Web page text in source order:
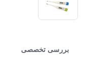
بررسی تخصصی